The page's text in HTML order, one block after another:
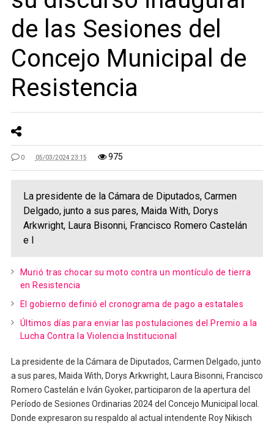
de las Sesiones del
Concejo Municipal de
Resistencia
0 05/03/2024 23:15 975
La presidente de la Cámara de Diputados, Carmen
Delgado, junto a sus pares, Maida With, Dorys
Arkwright, Laura Bisonni, Francisco Romero Castelán
e I
Murió tras chocar su moto contra un montículo de tierra
en Resistencia
El gobierno definió el cronograma de pago a estatales
Últimos días para enviar las postulaciones del Premio a la
Lucha Contra la Violencia Institucional
La presidente de la Cámara de Diputados, Carmen Delgado, junto
a sus pares, Maida With, Dorys Arkwright, Laura Bisonni, Francisco
Romero Castelán e Iván Gyoker, participaron de la apertura del
Período de Sesiones Ordinarias 2024 del Concejo Municipal local.
Donde expresaron su respaldo al actual intendente Roy Nikisch